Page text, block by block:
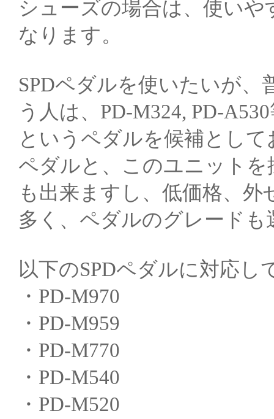
シューズの場合は、使い
なります。
SPDペダルを使いたいが
う人は、PD-M324, PD-
というペダルを候補とし
ペダルと、このユニット
も出来ますし、低価格、
多く、ペダルのグレードも
以下のSPDペダルに対応し
・PD-M970
・PD-M959
・PD-M770
・PD-M540
・PD-M520